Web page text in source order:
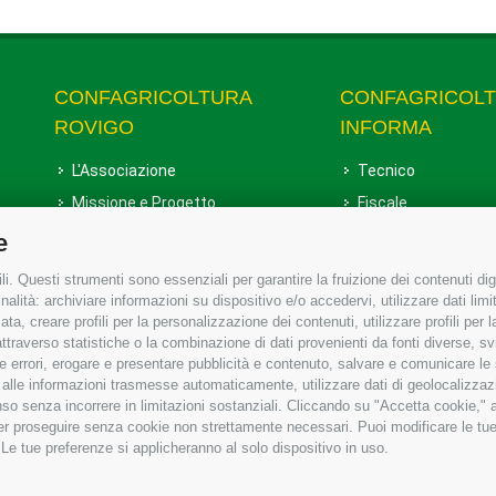
Questi strumenti sono essenziali per garantire la fruizione dei contenuti
archiviare informazioni su dispositivo e/o accedervi, utilizzare dati
creare profili per la personalizzazione dei contenuti, utilizzare profili
statistiche o la combinazione di dati provenienti da fonti diverse,
erogare e presentare pubblicità e contenuto, salvare e comunicare
informazioni trasmesse automaticamente, utilizzare dati di
senza incorrere in limitazioni sostanziali. Cliccando su "Accetta
senza cookie non strettamente necessari. Puoi modificare le
tue preferenze si applicheranno al solo dispositivo in uso.
CONFAGRICOLTURA
ROVIGO
L'Associazione
Missione e Progetto
Uffici della Sede provinciale
Le Sedi di Zona
Agricoltori S.r.l.
Whistleblowing Confagricoltura
Rovigo e Agricoltori srl
INFORMA
Tecnico
Fiscale
Associazione